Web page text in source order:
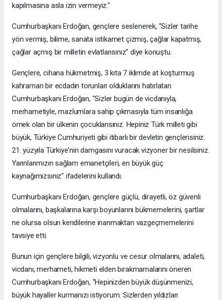
kapılmasına asla izin vermeyiz."
Cumhurbaşkanı Erdoğan, gençlere seslenerek, "Sizler tarihe
yön vermiş, bilime, sanata istikamet çizmiş, çağlar kapatmış,
çağlar açmış bir milletin evlatlarısınız" diye konuştu.
Gençlere, cihana hükmetmiş, 3 kıta 7 iklimde at koşturmuş
kahraman bir ecdadın torunları olduklarını hatırlatan
Cumhurbaşkanı Erdoğan, "Sizler bugün de vicdanıyla,
merhametiyle, mazlumlara sahip çıkmasıyla tüm insanlığa
örnek olan bir ülkenin çocuklarısınız. Hepiniz Türk milleti gibi
büyük, Türkiye Cumhuriyeti gibi itibarlı bir devletin gençlerisiniz.
21. yüzyıla Türkiye'nin damgasını vuracak vizyoner bir nesilsiniz.
Yarınlarımızın sağlam emanetçileri, en büyük güç
kaynağımızsınız" ifadelerini kullandı.
Cumhurbaşkanı Erdoğan, gençlere güçlü, dirayetli, öz güvenli
olmalarını, başkalarına karşı boyunlarını bükmemelerini, şartlar
ne olursa olsun kendilerine inanmaktan vazgeçmemelerini
tavsiye etti.
Bunun için gençlere bilgili, vizyonlu ve cesur olmalarını, adaleti,
vicdanı, merhameti, hikmeti elden bırakmamalarını öneren
Cumhurbaşkanı Erdoğan, "Hepinizden büyük düşünmenizi,
büyük hayaller kurmanızı istiyorum. Sizlerden yıldızları